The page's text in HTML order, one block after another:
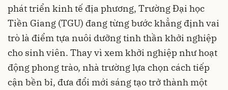
phát triển kinh tế địa phương, Trường Đại học
Tiền Giang (TGU) đang từng bước khẳng định vai
trò là điểm tựa nuôi dưỡng tinh thần khởi nghiệp
cho sinh viên. Thay vì xem khởi nghiệp như hoạt
động phong trào, nhà trường lựa chọn cách tiếp
cận bền bỉ, đưa đổi mới sáng tạo trở thành một